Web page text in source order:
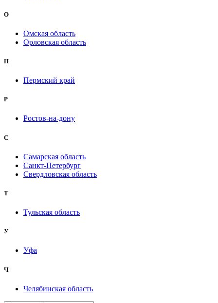
О
Омская область
Орловская область
П
Пермский край
Р
Ростов-на-дону
С
Самарская область
Санкт-Петербург
Свердловская область
Т
Тульская область
У
Уфа
Ч
Челябинская область